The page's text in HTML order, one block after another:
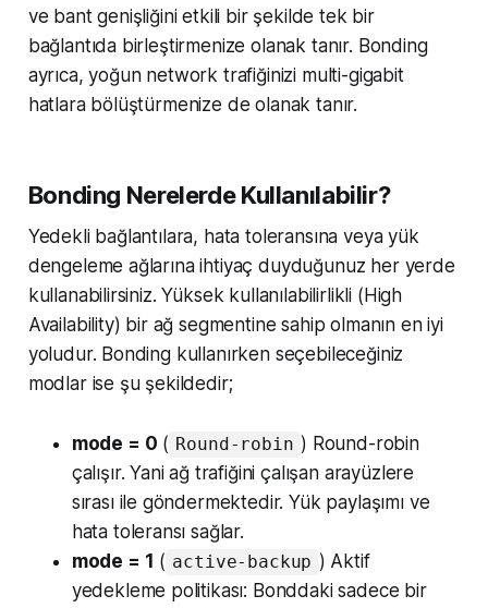
ve bant genişliğini etkili bir şekilde tek bir
bağlantıda birleştirmenize olanak tanır. Bonding
ayrıca, yoğun network trafiğinizi multi-gigabit
hatlara bölüştürmenize de olanak tanır.
Bonding Nerelerde Kullanılabilir?
Yedekli bağlantılara, hata toleransına veya yük
dengeleme ağlarına ihtiyaç duyduğunuz her yerde
kullanabilirsiniz. Yüksek kullanılabilirlikli (High
Availability) bir ağ segmentine sahip olmanın en iyi
yoludur. Bonding kullanırken seçebileceğiniz
modlar ise şu şekildedir;
mode = 0 ( Round-robin ) Round-robin
çalışır. Yani ağ trafiğini çalışan arayüzlere
sırası ile göndermektedir. Yük paylaşımı ve
hata toleransı sağlar.
mode = 1 ( active-backup ) Aktif
yedekleme politikası: Bonddaki sadece bir